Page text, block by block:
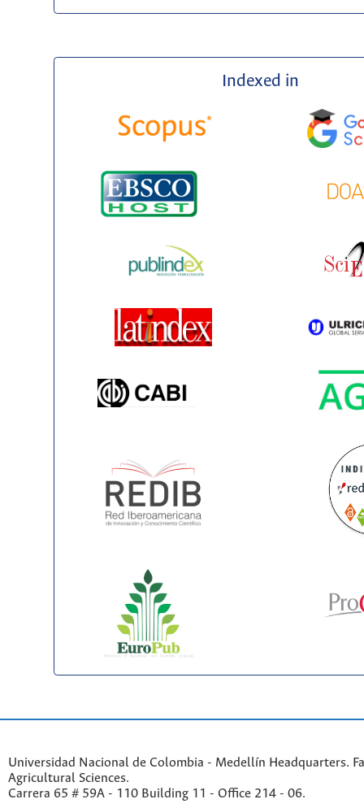
Indexed in
Universidad Nacional de Colombia - Medellín Headquarters.
Agricultural Sciences.
Carrera 65 # 59A - 110 Building 11 - Office 214 - 06.